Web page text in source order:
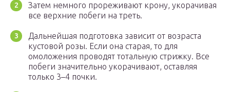
Затем немного прореживают крону, укорачивая
все верхние побеги на треть.
Дальнейшая подготовка зависит от возраста
кустовой розы. Если она старая, то для
омоложения проводят тотальную стрижку. Все
побеги значительно укорачивают, оставляя
только 3–4 почки.